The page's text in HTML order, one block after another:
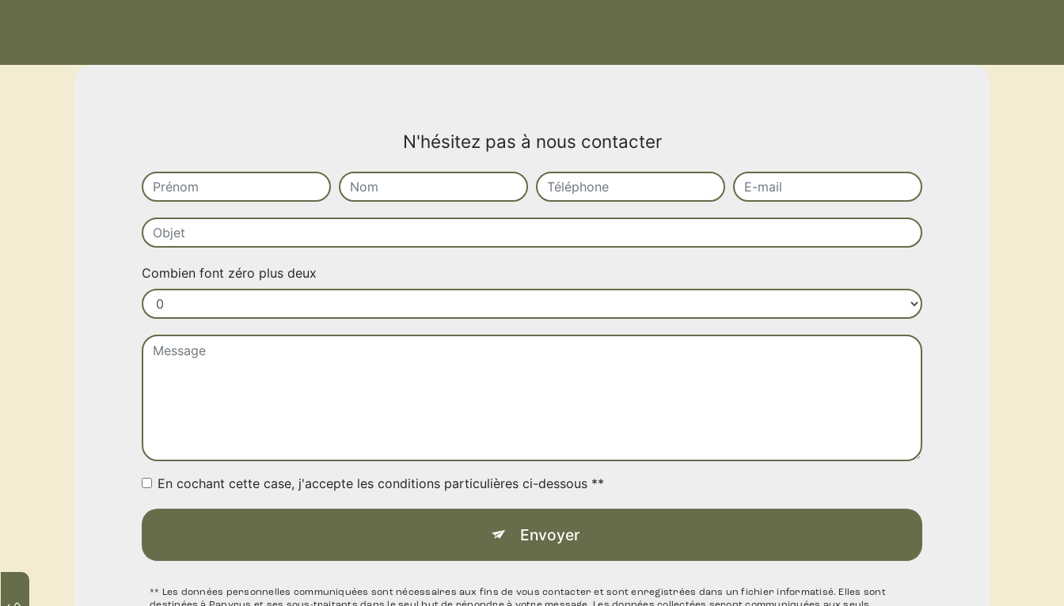
N'hésitez pas à nous contacter
Combien font zéro plus deux
En cochant cette case, j'accepte les conditions particulières ci-dessous **
Envoyer
** Les données personnelles communiquées sont nécessaires aux fins de vous contacter et sont enregistrées dans un fichier informatisé. Elles sont